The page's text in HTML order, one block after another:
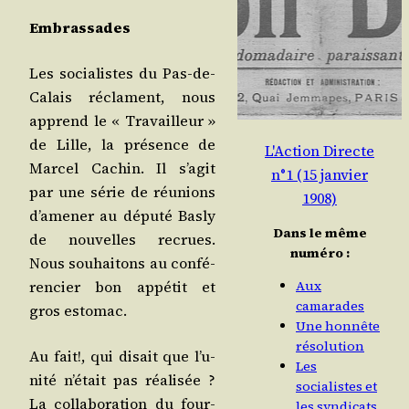
Embras­sades
Les socia­listes du Pas-de-
Calais réclament, nous
apprend le « Tra­vailleur »
de Lille, la pré­sence de
Mar­cel Cachin. Il s’a­git
par une série de réunions
d’a­me­ner au dépu­té Bas­ly
de nou­velles recrues.
Nous sou­hai­tons au confé­
ren­cier bon appé­tit et
gros estomac.
Au fait!, qui disait que l’u­
ni­té n’é­tait pas réa­li­sée ?
La col­la­bo­ra­tion du four­
L'Action Directe
n°1 (15 janvier
1908)
Dans le même
numéro :
Aux
camarades
Une honnête
résolution
Les
socialistes et